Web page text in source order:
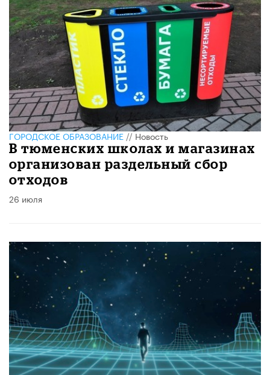
ГОРОДСКОЕ ОБРАЗОВАНИЕ//Новость
В тюменских школах и магазинах
организован раздельный сбор
отходов
26 июля